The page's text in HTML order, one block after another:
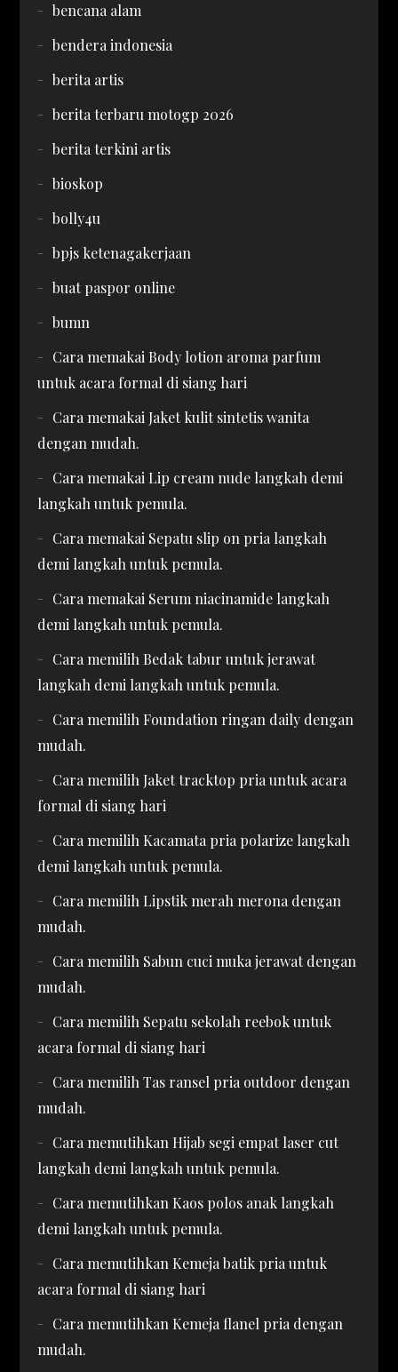
bencana alam
bendera indonesia
berita artis
berita terbaru motogp 2026
berita terkini artis
bioskop
bolly4u
bpjs ketenagakerjaan
buat paspor online
bumn
Cara memakai Body lotion aroma parfum
untuk acara formal di siang hari
Cara memakai Jaket kulit sintetis wanita
dengan mudah.
Cara memakai Lip cream nude langkah demi
langkah untuk pemula.
Cara memakai Sepatu slip on pria langkah
demi langkah untuk pemula.
Cara memakai Serum niacinamide langkah
demi langkah untuk pemula.
Cara memilih Bedak tabur untuk jerawat
langkah demi langkah untuk pemula.
Cara memilih Foundation ringan daily dengan
mudah.
Cara memilih Jaket tracktop pria untuk acara
formal di siang hari
Cara memilih Kacamata pria polarize langkah
demi langkah untuk pemula.
Cara memilih Lipstik merah merona dengan
mudah.
Cara memilih Sabun cuci muka jerawat dengan
mudah.
Cara memilih Sepatu sekolah reebok untuk
acara formal di siang hari
Cara memilih Tas ransel pria outdoor dengan
mudah.
Cara memutihkan Hijab segi empat laser cut
langkah demi langkah untuk pemula.
Cara memutihkan Kaos polos anak langkah
demi langkah untuk pemula.
Cara memutihkan Kemeja batik pria untuk
acara formal di siang hari
Cara memutihkan Kemeja flanel pria dengan
mudah.